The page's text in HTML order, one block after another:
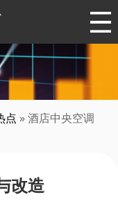
点 » 酒店中央空调
改造